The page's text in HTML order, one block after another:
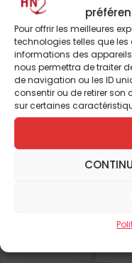
Pour offrir les meilleures
technologies telles que
informations des
nous permettra de traiter
de navigation ou les ID
consentir ou de retirer son
sur certaines
de France, celui
Rome, facilita les
Pape. Quarante
Luther, saint
l’ascèse et la
l’Église
royal des
influence non
aussi
Chassés à la
jamais revenus
| Dans quel
Pour
et de